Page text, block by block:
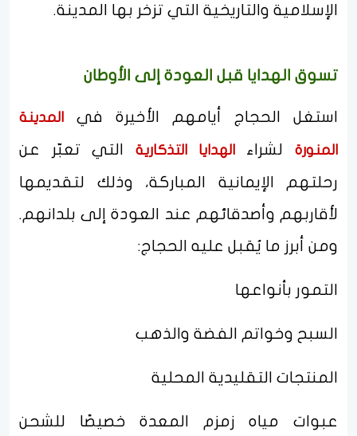
الإسلامية والتاريخية التي تزخر بها المدينة.
تسوق الهدايا قبل العودة إلى الأوطان
استغل الحجاج أيامهم الأخيرة في المدينة
المنورةلشراءالهدايا التذكارية التي تعبّر عن
رحلتهم الإيمانية المباركة، وذلك لتقديمها
لأقاربهم وأصدقائهم عند العودة إلى بلدانهم.
ومن أبرز ما يُقبل عليه الحجاج:
التمور بأنواعها
السبح وخواتم الفضة والذهب
المنتجات التقليدية المحلية
عبوات مياه زمزم المعدة خصيصًا للشحن